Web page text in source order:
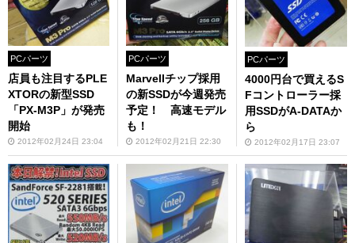
PCパーツ
店員も注目するPLE
XTORの新型SSD
「PX-M3P」が発売
開始
2012年02月24日 23:04
PCパーツ
Marvellチップ採用
の新SSDが今週発売
予定！ 高速モデル
も！
2012年02月21日 22:30
PCパーツ
4000円台で買えるS
Fコントローラー採
用SSDがA-DATAか
ら
2012年02月17日 23:07